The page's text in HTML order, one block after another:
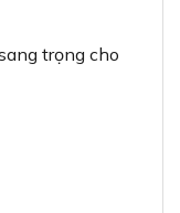
trọng cho